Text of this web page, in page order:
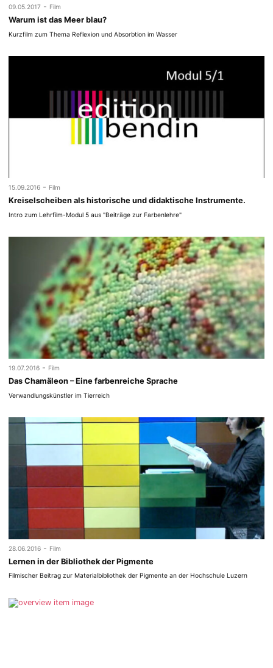
09.05.2017 - Film
Warum ist das Meer blau?
Kurzfilm zum Thema Reflexion und Absorbtion im Wasser
15.09.2016 - Film
Kreiselscheiben als historische und didaktische Instrumente.
Intro zum Lehrfilm-Modul 5 aus "Beiträge zur Farbenlehre"
19.07.2016 - Film
Das Chamäleon – Eine farbenreiche Sprache
Verwandlungskünstler im Tierreich
28.06.2016 - Film
Lernen in der Bibliothek der Pigmente
Filmischer Beitrag zur Materialbibliothek der Pigmente an der Hochschule Luzern